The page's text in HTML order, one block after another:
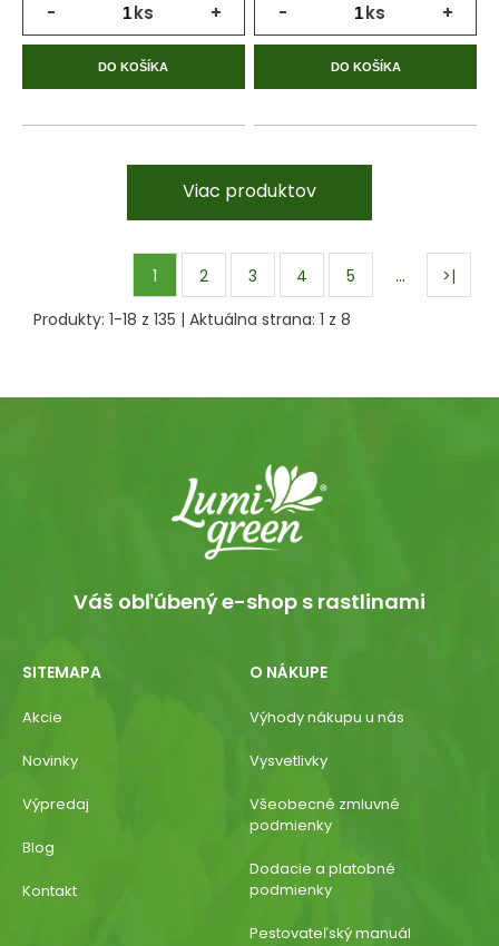
- ks +
DO KOŠÍKA
- ks +
DO KOŠÍKA
Viac produktov
1 2 3 4 5 …
>|
Produkty: 1-18 z 135 | Aktuálna strana: 1 z 8
Váš obľúbený e-shop s rastlinami
SITEMAPA
Akcie
Novinky
Výpredaj
Blog
Kontakt
O NÁKUPE
Výhody nákupu u nás
Vysvetlivky
Všeobecné zmluvné
podmienky
Dodacie a platobné
podmienky
Pestovateľský manuál